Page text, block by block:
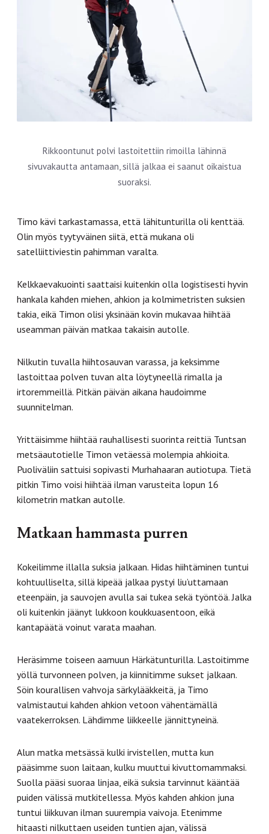
Rikkoontunut polvi lastoitettiin rimoilla lähinnä
sivuvakautta antamaan, sillä jalkaa ei saanut oikaistua
suoraksi.
Timo kävi tarkastamassa, että lähitunturilla oli kenttää.
Olin myös tyytyväinen siitä, että mukana oli
satelliittiviestin pahimman varalta.
Kelkkaevakuointi saattaisi kuitenkin olla logistisesti hyvin
hankala kahden miehen, ahkion ja kolmimetristen suksien
takia, eikä Timon olisi yksinään kovin mukavaa hiihtää
useamman päivän matkaa takaisin autolle.
Nilkutin tuvalla hiihtosauvan varassa, ja keksimme
lastoittaa polven tuvan alta löytyneellä rimalla ja
irtoremmeillä. Pitkän päivän aikana haudoimme
suunnitelman.
Yrittäisimme hiihtää rauhallisesti suorinta reittiä Tuntsan
metsäautotielle Timon vetäessä molempia ahkioita.
Puoliväliin sattuisi sopivasti Murhahaaran autiotupa. Tietä
pitkin Timo voisi hiihtää ilman varusteita lopun 16
kilometrin matkan autolle.
Matkaan hammasta purren
Kokeilimme illalla suksia jalkaan. Hidas hiihtäminen tuntui
kohtuulliselta, sillä kipeää jalkaa pystyi liu’uttamaan
eteenpäin, ja sauvojen avulla sai tukea sekä työntöä. Jalka
oli kuitenkin jäänyt lukkoon koukkuasentoon, eikä
kantapäätä voinut varata maahan.
Heräsimme toiseen aamuun Härkätunturilla. Lastoitimme
yöllä turvonneen polven, ja kiinnitimme sukset jalkaan.
Söin kourallisen vahvoja särkylääkkeitä, ja Timo
valmistautui kahden ahkion vetoon vähentämällä
vaatekerroksen. Lähdimme liikkeelle jännittyneinä.
Alun matka metsässä kulki irvistellen, mutta kun
pääsimme suon laitaan, kulku muuttui kivuttomammaksi.
Suolla pääsi suoraa linjaa, eikä suksia tarvinnut kääntää
puiden välissä mutkitellessa. Myös kahden ahkion juna
tuntui liikkuvan ilman suurempia vaivoja. Etenimme
hitaasti nilkuttaen useiden tuntien ajan, välissä